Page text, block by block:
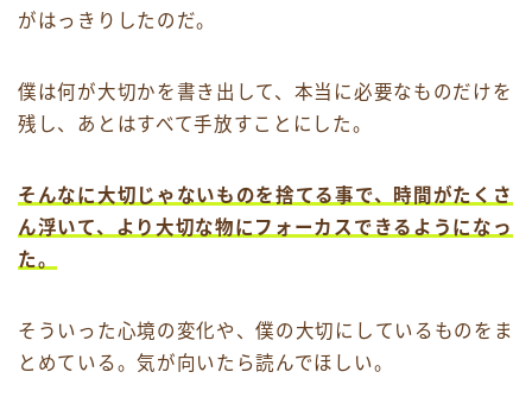
がはっきりしたのだ。
僕は何が大切かを書き出して、本当に必要なものだけを
残し、あとはすべて手放すことにした。
そんなに大切じゃないものを捨てる事で、時間がたくさ
ん浮いて、より大切な物にフォーカスできるようになっ
た。
そういった心境の変化や、僕の大切にしているものをま
とめている。気が向いたら読んでほしい。